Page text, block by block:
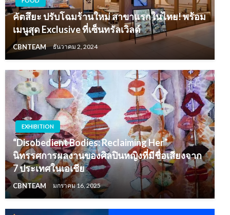
คัตสึยะ ปรับโฉมร้านใหม่ สาขาแรกในไทย! พร้อม
เมนูสุด Exclusive ที่เซ็นทรัลเวิลด์
CBNTEAM ธันวาคม 2, 2024
EXHIBITION
“Disobedient Bodies: Reclaiming Her”
นิทรรศการผลงานของศิลปินหญิงที่มีชื่อเสียงจาก
7 ประเทศในเอเชีย
CBNTEAM มกราคม 16, 2025